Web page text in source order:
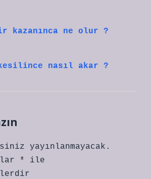
kazanınca ne olur ?
nasıl akar ?
yayınlanmayacak.
*
ile